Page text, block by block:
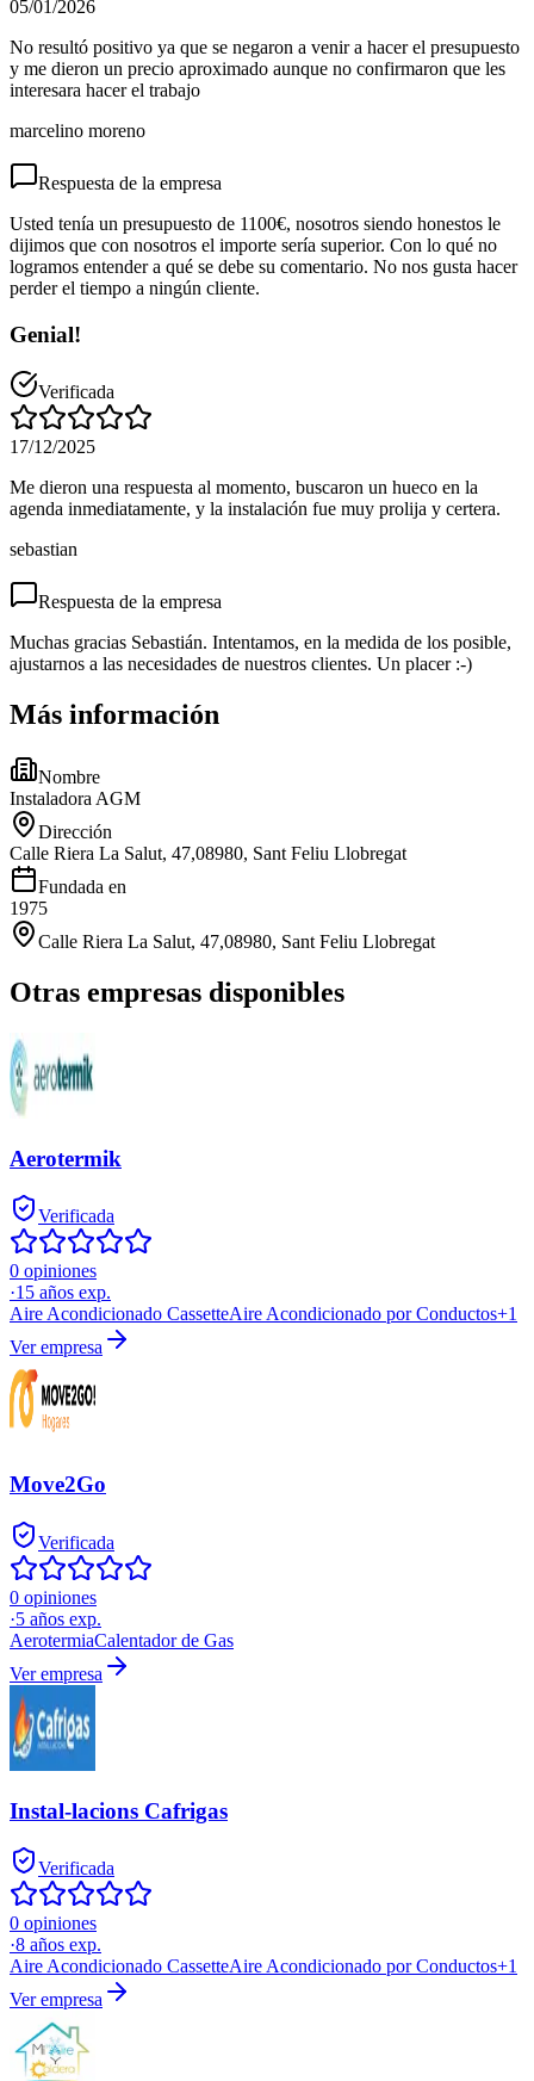
05/01/2026
No resultó positivo ya que se negaron a venir a hacer el presupuesto
y me dieron un precio aproximado aunque no confirmaron que les
interesara hacer el trabajo
marcelino moreno
Respuesta de la empresa
Usted tenía un presupuesto de 1100€, nosotros siendo honestos le
dijimos que con nosotros el importe sería superior. Con lo qué no
logramos entender a qué se debe su comentario. No nos gusta hacer
perder el tiempo a ningún cliente.
Genial!
Verificada
17/12/2025
Me dieron una respuesta al momento, buscaron un hueco en la
agenda inmediatamente, y la instalación fue muy prolija y certera.
sebastian
Respuesta de la empresa
Muchas gracias Sebastián. Intentamos, en la medida de los posible,
ajustarnos a las necesidades de nuestros clientes. Un placer :-)
Más información
Nombre
Instaladora AGM
Dirección
Calle Riera La Salut, 47,08980, Sant Feliu Llobregat
Fundada en
1975
Calle Riera La Salut, 47,08980, Sant Feliu Llobregat
Otras empresas disponibles
Aerotermik
Verificada
0 opiniones
·15 años exp.
Aire Acondicionado CassetteAire Acondicionado por Conductos+1
Ver empresa
Move2Go
Verificada
0 opiniones
·5 años exp.
AerotermiaCalentador de Gas
Ver empresa
Instal-lacions Cafrigas
Verificada
0 opiniones
·8 años exp.
Aire Acondicionado CassetteAire Acondicionado por Conductos+1
Ver empresa